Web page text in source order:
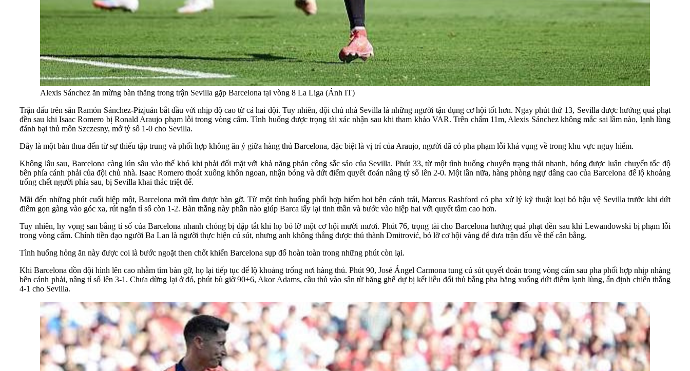
Alexis Sánchez ăn mừng bàn thắng trong trận Sevilla gặp Barcelona tại vòng 8 La Liga (Ảnh IT)
Trận đấu trên sân Ramón Sánchez-Pizjuán bắt đầu với nhịp độ cao từ cả hai đội. Tuy nhiên, đội chủ nhà Sevilla là những người tận dụng cơ hội tốt hơn. Ngay phút thứ 13, Sevilla được hưởng quả phạt
đền sau khi Isaac Romero bị Ronald Araujo phạm lỗi trong vòng cấm. Tình huống được trọng tài xác nhận sau khi tham khảo VAR. Trên chấm 11m, Alexis Sánchez không mắc sai lầm nào, lạnh lùng
đánh bại thủ môn Szczesny, mở tỷ số 1-0 cho Sevilla.
Đây là một bàn thua đến từ sự thiếu tập trung và phối hợp không ăn ý giữa hàng thủ Barcelona, đặc biệt là vị trí của Araujo, người đã có pha phạm lỗi khá vụng về trong khu vực nguy hiểm.
Không lâu sau, Barcelona càng lún sâu vào thế khó khi phải đối mặt với khả năng phản công sắc sảo của Sevilla. Phút 33, từ một tình huống chuyển trạng thái nhanh, bóng được luân chuyển tốc độ
bên phía cánh phải của đội chủ nhà. Isaac Romero thoát xuống khôn ngoan, nhận bóng và dứt điểm quyết đoán nâng tỷ số lên 2-0. Một lần nữa, hàng phòng ngự dâng cao của Barcelona để lộ khoảng
trống chết người phía sau, bị Sevilla khai thác triệt để.
Mãi đến những phút cuối hiệp một, Barcelona mới tìm được bàn gỡ. Từ một tình huống phối hợp hiếm hoi bên cánh trái, Marcus Rashford có pha xử lý kỹ thuật loại bỏ hậu vệ Sevilla trước khi dứt
điểm gọn gàng vào góc xa, rút ngắn tỉ số còn 1-2. Bàn thắng này phần nào giúp Barca lấy lại tinh thần và bước vào hiệp hai với quyết tâm cao hơn.
Tuy nhiên, hy vọng san bằng tỉ số của Barcelona nhanh chóng bị dập tắt khi họ bỏ lỡ một cơ hội mười mươi. Phút 76, trọng tài cho Barcelona hưởng quả phạt đền sau khi Lewandowski bị phạm lỗi
trong vòng cấm. Chính tiền đạo người Ba Lan là người thực hiện cú sút, nhưng anh không thắng được thủ thành Dmitrović, bỏ lỡ cơ hội vàng để đưa trận đấu về thế cân bằng.
Tình huống hỏng ăn này được coi là bước ngoặt then chốt khiến Barcelona sụp đổ hoàn toàn trong những phút còn lại.
Khi Barcelona dồn đội hình lên cao nhằm tìm bàn gỡ, họ lại tiếp tục để lộ khoảng trống nơi hàng thủ. Phút 90, José Ángel Carmona tung cú sút quyết đoán trong vòng cấm sau pha phối hợp nhịp nhàng
bên cánh phải, nâng tỉ số lên 3-1. Chưa dừng lại ở đó, phút bù giờ 90+6, Akor Adams, cầu thủ vào sân từ băng ghế dự bị kết liễu đối thủ bằng pha băng xuống dứt điểm lạnh lùng, ấn định chiến thắng
4-1 cho Sevilla.